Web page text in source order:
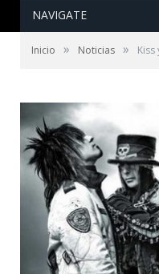
NAVIGATE
Inicio » Noticias »